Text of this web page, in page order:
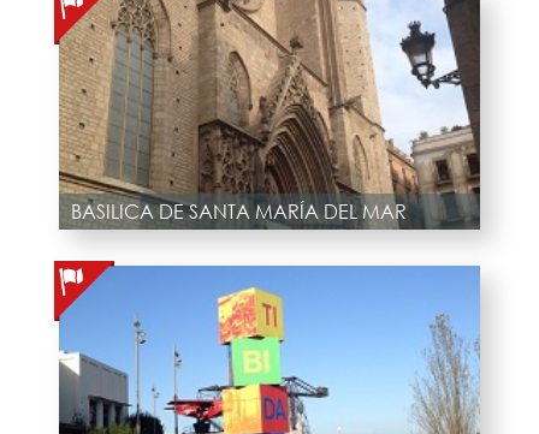
BASILICA DE SANTA MARÍA DEL MAR